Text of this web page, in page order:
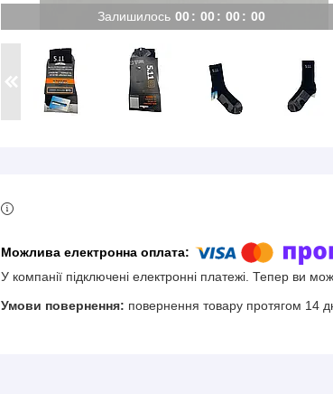
Залишилось 00 00 00 00
У компанії підключені електронні платежі. Тепер ви
повернення товару протягом 14